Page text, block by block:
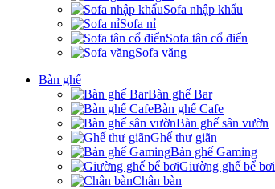
Sofa nhập khẩu
Sofa nỉ
Sofa tân cổ điển
Sofa văng
Bàn ghế
Bàn ghế Bar
Bàn ghế Cafe
Bàn ghế sân vườn
Ghế thư giãn
Bàn ghế Gaming
Giường ghế bể bơi
Chân bàn